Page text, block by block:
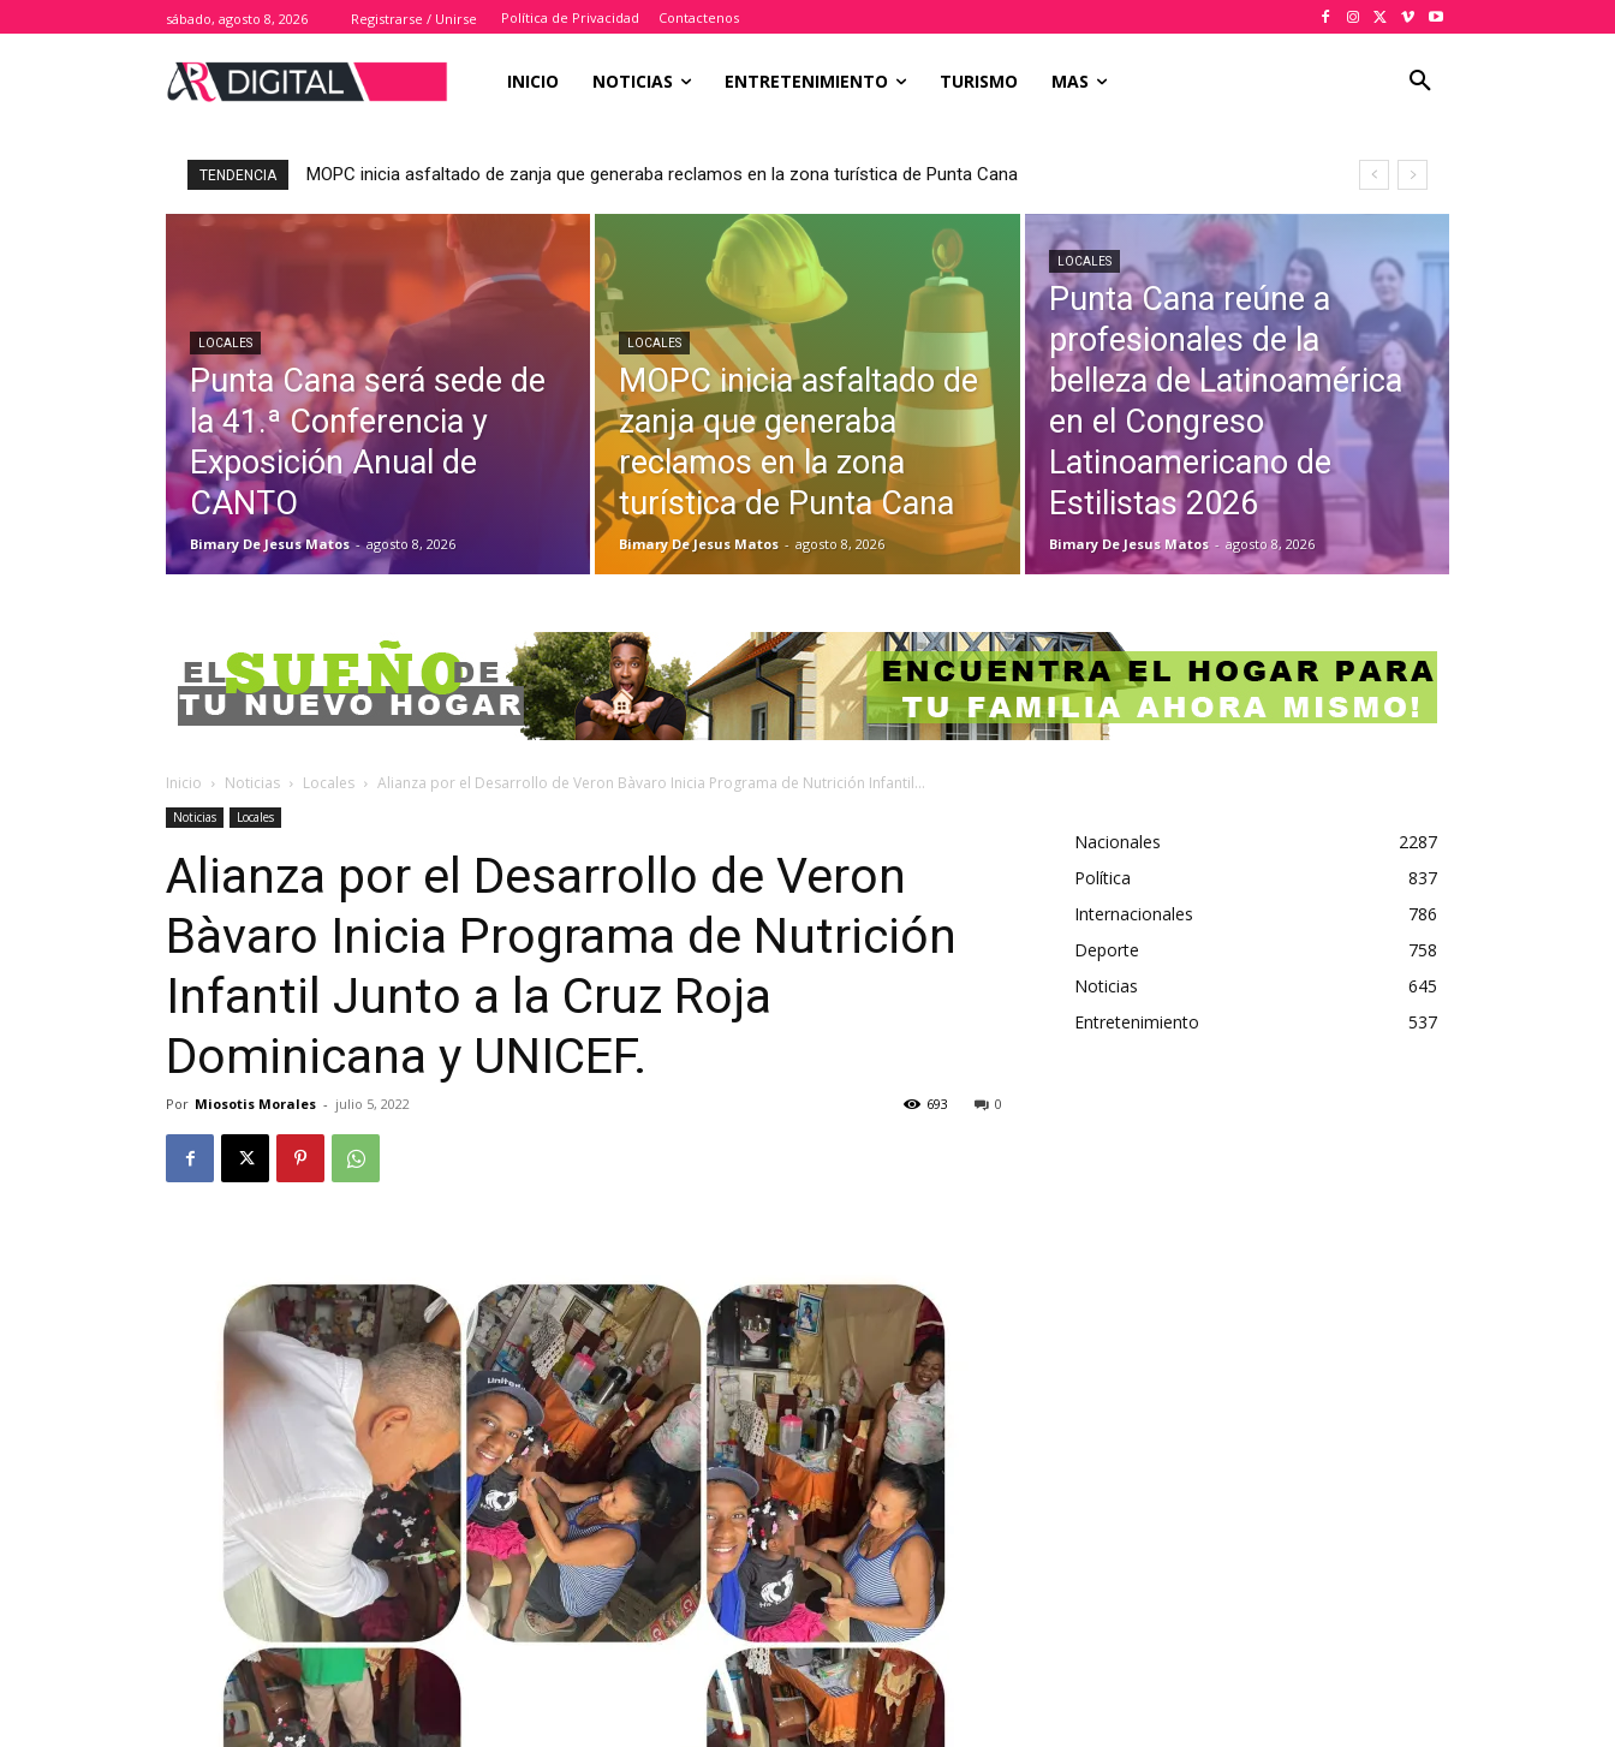
sábado, agosto 8, 2026 Registrarse / Unirse Política de Privacidad Contactenos
INICIO NOTICIAS ENTRETENIMIENTO TURISMO MAS
TENDENCIA MOPC inicia asfaltado de zanja que generaba reclamos en la zona turística de Punta Cana
LOCALES
Punta Cana será sede de
la 41.ª Conferencia y
Exposición Anual de
CANTO
Bimary De Jesus Matos - agosto 8, 2026
LOCALES
MOPC inicia asfaltado de
zanja que generaba
reclamos en la zona
turística de Punta Cana
Bimary De Jesus Matos - agosto 8, 2026
LOCALES
Punta Cana reúne a
profesionales de la
belleza de Latinoamérica
en el Congreso
Latinoamericano de
Estilistas 2026
Bimary De Jesus Matos - agosto 8, 2026
Inicio Noticias Locales Alianza por el Desarrollo de Veron Bàvaro Inicia Programa de Nutrición Infantil...
Noticias Locales
Alianza por el Desarrollo de Veron
Bàvaro Inicia Programa de Nutrición
Infantil Junto a la Cruz Roja
Dominicana y UNICEF.
Por Miosotis Morales - julio 5, 2022 0
693
Nacionales
2287
Política
837
Internacionales
786
Deporte
758
Noticias
645
Entretenimiento
537